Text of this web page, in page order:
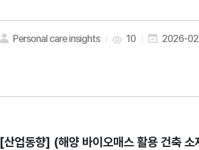
Personal care insights 10 2026-
[산업동향] (해양 바이오매스 활용